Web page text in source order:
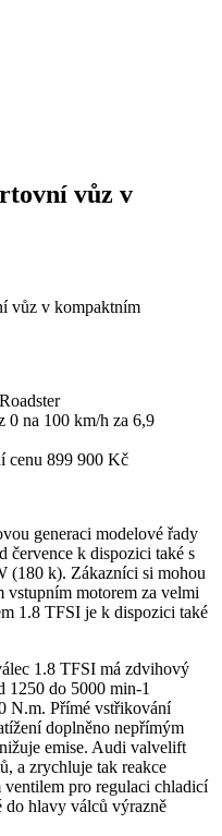
vůz v
na 100 km/h za 6,9
cenu 899 900 Kč
generaci modelové řady
července k dispozici také s
(180 k). Zákazníci si mohou
motorem za velmi
1.8 TFSI je k dispozici také
1.8 TFSI má zdvihový
1250 do 5000 min-1
N.m. Přímé vstřikování
doplněno nepřímým
emise. Audi valvelift
a zrychluje tak reakce
pro regulaci chladicí
do hlavy válců výrazně